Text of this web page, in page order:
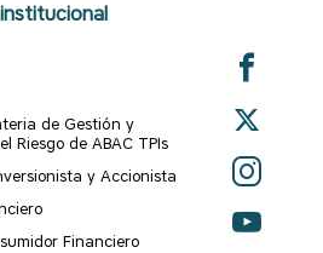
de Gestión y
Riesgo de ABAC TPIs
y Accionista
Financiero